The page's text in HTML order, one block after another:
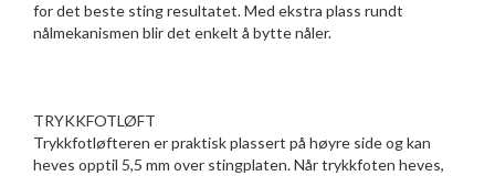
for det beste sting resultatet. Med ekstra plass rundt
nålmekanismen blir det enkelt å bytte nåler.
TRYKKFOTLØFT
Trykkfotløfteren er praktisk plassert på høyre side og kan
heves opptil 5,5 mm over stingplaten. Når trykkfoten heves,